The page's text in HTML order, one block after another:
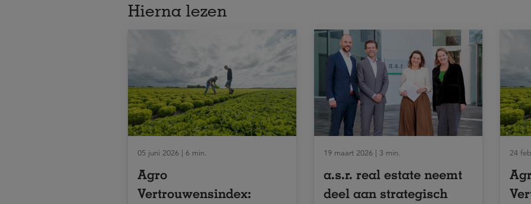
Hierna lezen
05 juni 2026 | 6 min.
Agro
Vertrouwensindex:
19 maart 2026 | 3 min.
a.s.r. real estate neemt
deel aan strategisch
24